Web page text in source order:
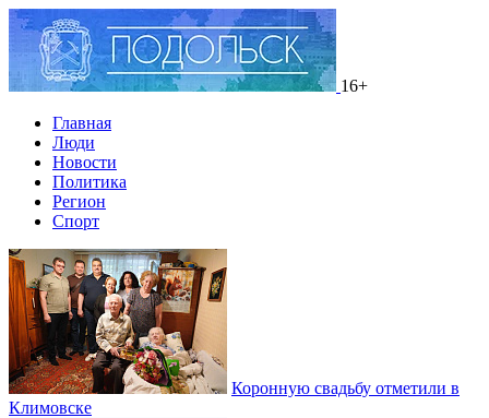
16+
Главная
Люди
Новости
Политика
Регион
Спорт
Коронную свадьбу отметили в
Климовске